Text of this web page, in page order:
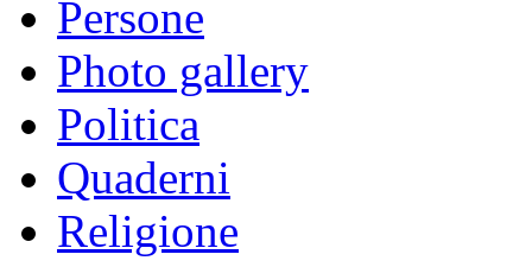
Persone
Photo gallery
Politica
Quaderni
Religione